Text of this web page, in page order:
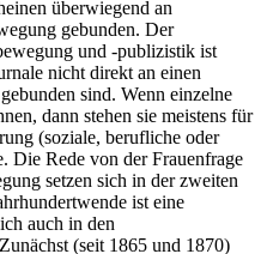
überwiegend an
gebunden. Der
und -publizistik ist
nicht direkt an einen
sind. Wenn einzelne
dann stehen sie meistens für
(soziale, berufliche oder
Die Rede von der Frauenfrage
setzen sich in der zweiten
ist eine
auch in den
(seit 1865 und 1870)